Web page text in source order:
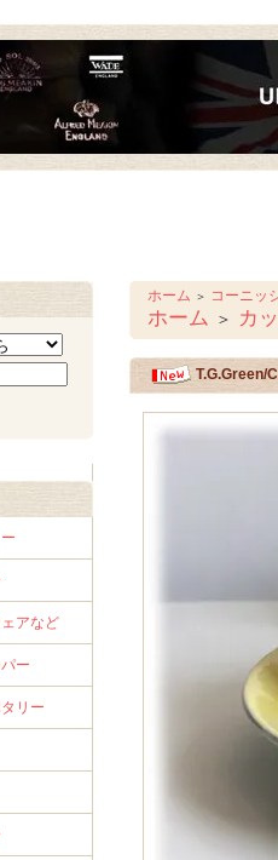
アなど
ー
リー
ホーム ＞ コーニッ
ホーム ＞ カ
T.G.Green/